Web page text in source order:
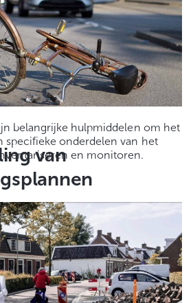
belangrijke hulpmiddelen om het
specifieke onderdelen van het
en monitoren.
van